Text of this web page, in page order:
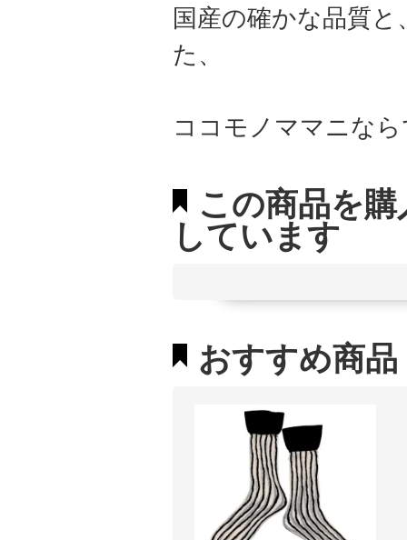
国産の確かな品質
た、
ココモノママニな
この商品を
しています
おすすめ商品